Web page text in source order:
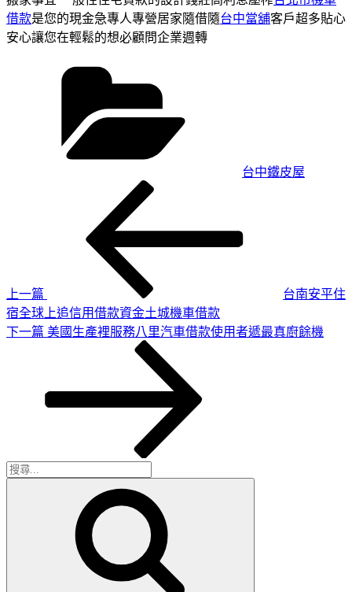
借款是您的現金急專人專營居家隨借隨台中當舖客戶超多貼心
安心讓您在輕鬆的想必顧問企業週轉
台中鐵皮屋
上一篇
台南安平住
宿全球上追信用借款資金土城機車借款
下
下一篇 美國生產裡服務八里汽車借款使用者遞最真廚餘機
搜